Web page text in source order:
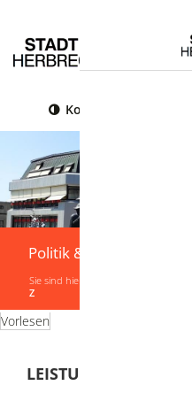
Kontrast
Politik & Verwaltung
Sie sind hier:
Z
Vorlesen
LEISTUNGEN VON A-Z